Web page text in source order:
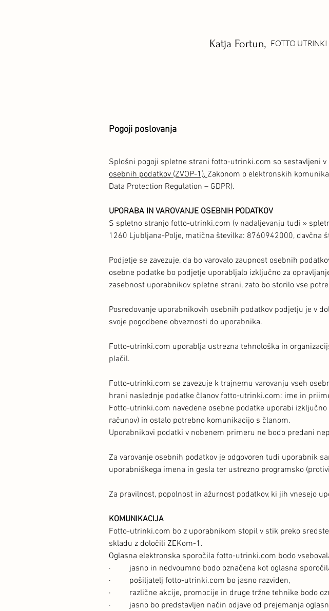
Katja Fortun, FOTTO UTRINKI
Pogoji poslovanja
Splošni pogoji spletne strani fotto-utrinki.com so sestavljeni v
osebnih podatkov (ZVOP-1),Zakonom o elektronskih
Data Protection Regulation – GDPR).
UPORABA IN VAROVANJE OSEBNIH PODATKOV
S spletno stranjo fotto-utrinki.com (v nadaljevanju tudi »
1260 Ljubljana-Polje, matična številka: 8760942000, davčna
Podjetje se zavezuje, da bo varovalo zaupnost osebnih
osebne podatke bo podjetje uporabljalo izključno za
zasebnost uporabnikov spletne strani, zato bo storilo vse
Posredovanje uporabnikovih osebnih podatkov podjetju je v
svoje pogodbene obveznosti do uporabnika.
Fotto-utrinki.com uporablja ustrezna tehnološka in
plačil.
Fotto-utrinki.com se zavezuje k trajnemu varovanju vseh
hrani naslednje podatke članov fotto-utrinki.com: ime in
Fotto-utrinki.com navedene osebne podatke uporabi
računov) in ostalo potrebno komunikacijo s članom.
Uporabnikovi podatki v nobenem primeru ne bodo predani
Za varovanje osebnih podatkov je odgovoren tudi uporabnik
uporabniškega imena in gesla ter ustrezno programsko
Za pravilnost, popolnost in ažurnost podatkov, ki jih vnesejo
KOMUNIKACIJA
Fotto-utrinki.com bo z uporabnikom stopil v stik preko
skladu z določili ZEKom-1.
Oglasna elektronska sporočila fotto-utrinki.com bodo
· jasno in nedvoumno bodo označena kot oglasna
· pošiljatelj fotto-utrinki.com bo jasno razviden,
· različne akcije, promocije in druge tržne tehnike bodo
· jasno bo predstavljen način odjave od prejemanja